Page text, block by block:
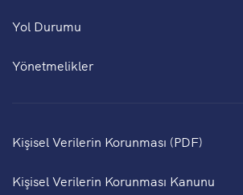
Yol Durumu
Yönetmelikler
Kişisel Verilerin Korunması (PDF)
Kişisel Verilerin Korunması Kanunu